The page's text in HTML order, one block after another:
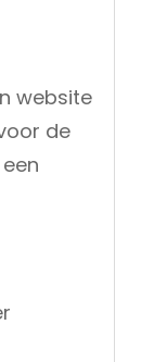
website
de